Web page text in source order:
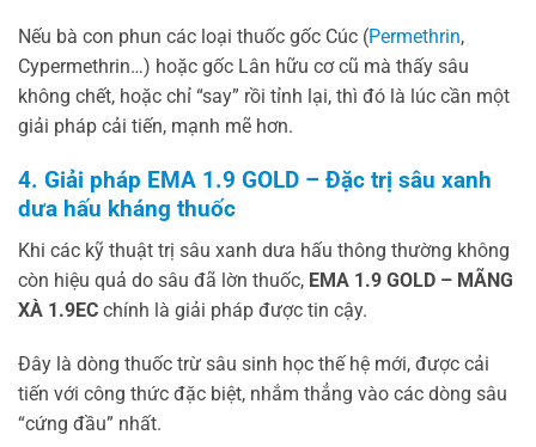
Nếu bà con phun các loại thuốc gốc Cúc (Permethrin,
Cypermethrin…) hoặc gốc Lân hữu cơ cũ mà thấy sâu
không chết, hoặc chỉ “say” rồi tỉnh lại, thì đó là lúc cần một
giải pháp cải tiến, mạnh mẽ hơn.
4. Giải pháp EMA 1.9 GOLD – Đặc trị sâu xanh
dưa hấu kháng thuốc
Khi các kỹ thuật trị sâu xanh dưa hấu thông thường không
còn hiệu quả do sâu đã lờn thuốc, EMA 1.9 GOLD – MÃNG
XÀ 1.9EC chính là giải pháp được tin cậy.
Đây là dòng thuốc trừ sâu sinh học thế hệ mới, được cải
tiến với công thức đặc biệt, nhắm thẳng vào các dòng sâu
“cứng đầu” nhất.